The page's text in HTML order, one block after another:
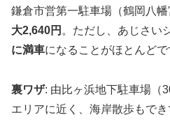
鎌倉市営第一駐車場（鶴岡八
大2,640円 。ただし、あじさい
に満車になることがほとんどで
裏ワザ: 由比ヶ浜地下駐車場（
エリアに近く、海岸散歩もでき